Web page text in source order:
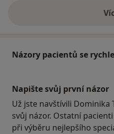
Názory pacientů se
Napište svůj první názor
Už jste navštívili Dominika
svůj názor. Ostatní
při výběru nejlepšího